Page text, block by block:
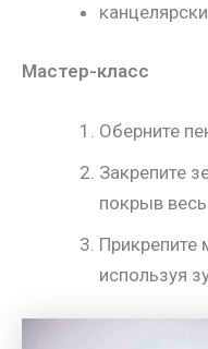
Мастер-класс
Оберните
Закрепите
покрыв
Прикрепите
используя